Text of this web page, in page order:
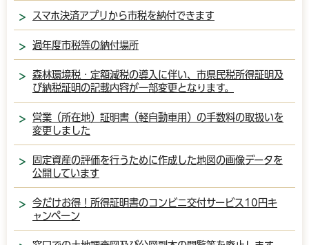
スマホ決済アプリから市税を納付できます
過年度市税等の納付場所
森林環境税・定額減税の導入に伴い、市県民税所得証明及
び納税証明の記載内容が一部変更となります。
営業（所在地）証明書（軽自動車用）の手数料の取扱いを
変更しました
固定資産の評価を行うために作成した地図の画像データを
公開しています
今だけお得！所得証明書のコンビニ交付サービス10円キ
ャンペーン